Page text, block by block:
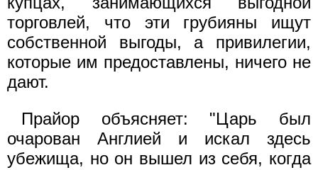
торговлей, что эти грубияны ищут
собственной выгоды, а привилегии,
которые им предоставлены, ничего не
дают.
Прайор объясняет: "Царь был
очарован Англией и искал здесь
убежища, но он вышел из себя, когда